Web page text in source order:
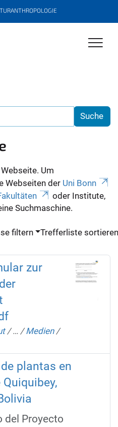
Um
Webseiten der Uni Bonn
oder Institute,
Suchmaschine.
filtern Trefferliste
zur
/… /Medien /
plantas en
del Proyecto